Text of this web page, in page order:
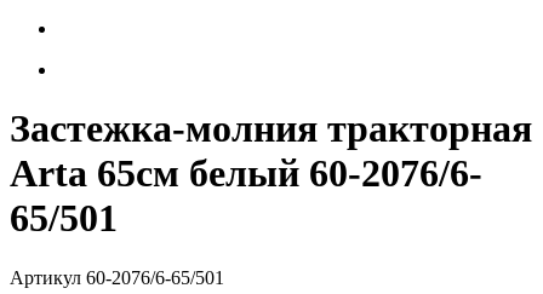
Застежка-молния тракторная
Arta 65см белый 60-2076/6-
65/501
Артикул 60-2076/6-65/501